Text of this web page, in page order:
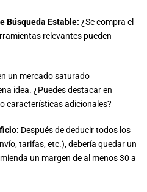
Búsqueda Estable: ¿Se compra el
relevantes pueden
un mercado saturado
idea. ¿Puedes destacar en
características adicionales?
Después de deducir todos los
tarifas, etc.), debería quedar un
un margen de al menos 30 a